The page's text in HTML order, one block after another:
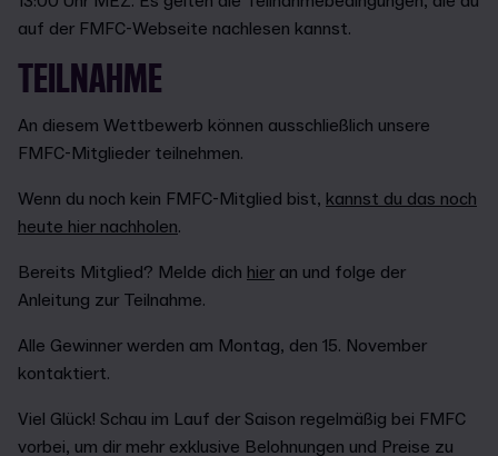
auf der FMFC-Webseite nachlesen kannst.
TEILNAHME
An diesem Wettbewerb können ausschließlich unsere
FMFC-Mitglieder teilnehmen.
Wenn du noch kein FMFC-Mitglied bist, kannst du das noch
heute hier nachholen.
Bereits Mitglied? Melde dich hier an und folge der
Anleitung zur Teilnahme.
Alle Gewinner werden am Montag, den 15. November
kontaktiert.
Viel Glück! Schau im Lauf der Saison regelmäßig bei FMFC
vorbei, um dir mehr exklusive Belohnungen und Preise zu